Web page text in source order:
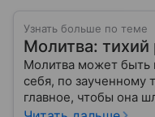
Узнать больше по теме
Молитва: тихий
Молитва может быть
себя, по заученному
главное, чтобы она
значении молитв — в